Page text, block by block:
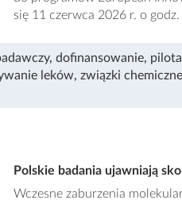
się 11 czerwca 2026 r. o godz.
, dofinansowanie,
leków, związki chemiczne
Polskie badania ujawniają
Wczesne zaburzenia